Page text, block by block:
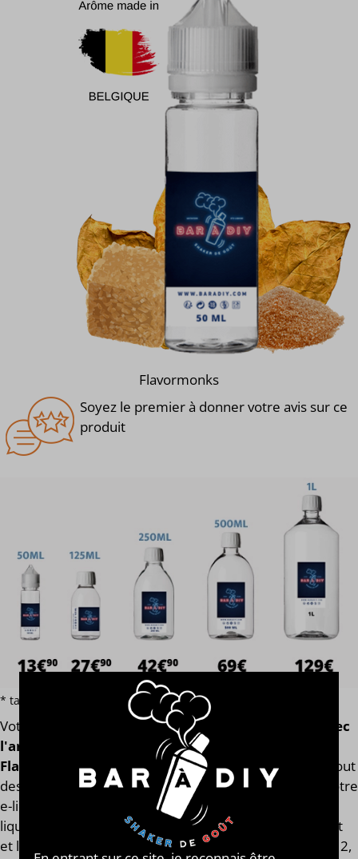
* tarif par volume hors additif et e-liquide terpène ou macérat
Votre e-liquide Tobacco Bastard 37
avec
l'arôme concentré original de la marque
Flavormonks. Finis les e-liquides trop dilués après l'ajout
des boosters de nicotine ! Notre calculateur mesure votre
e-liquide en fonction de son volume global. Votre e-
liquide Tobacco Bastard 37 aura toujours le même goût
et les mêmes qualités gustatives, que vous soyez en 0, 2,
Flavormonks
Soyez le premier à donner votre avis sur ce
produit